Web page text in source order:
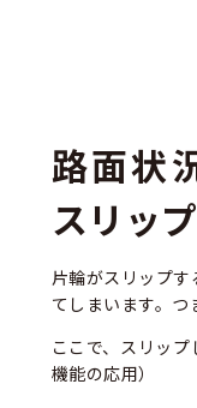
路面状
スリッ
片輪がスリップ
てしまいます。つ
ここで、スリッ
機能の応用）